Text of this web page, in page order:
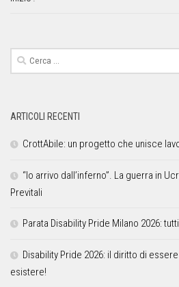
ARTICOLI RECENTI
CrottAbile: un progetto che unisce
“Io arrivo dall’inferno”. La guerra in
Previtali
Parata Disability Pride Milano 2026:
Disability Pride 2026: il diritto di
esistere!